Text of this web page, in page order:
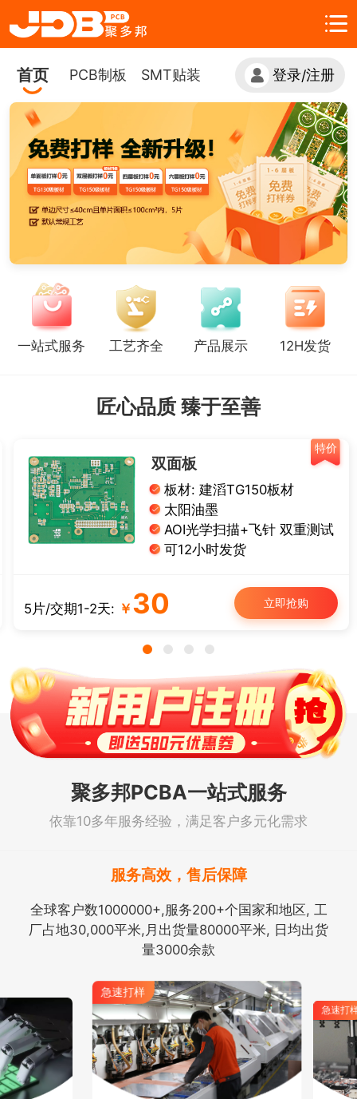
首页 PCB制板 SMT贴装 登录/注册
一站式服务 工艺齐全 产品展示 12H发货
匠心品质 臻于至善
特价
双面板
板材: 建滔TG150板材
太阳油墨
AOI光学扫描+飞针 双重测试
可12小时发货
5片/交期1-2天: ￥30 立即抢购
聚多邦PCBA一站式服务
依靠10多年服务经验，满足客户多元化需求
服务高效，售后保障
全球客户数1000000+,服务200+个国家和地区, 工
厂占地30,000平米,月出货量80000平米, 日均出货
量3000余款
急速打样
急速打样